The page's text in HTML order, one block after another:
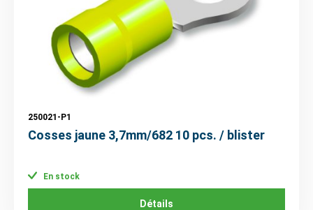
250021-P1
Cosses jaune 3,7mm/682 10 pcs. / blister
En stock
Détails